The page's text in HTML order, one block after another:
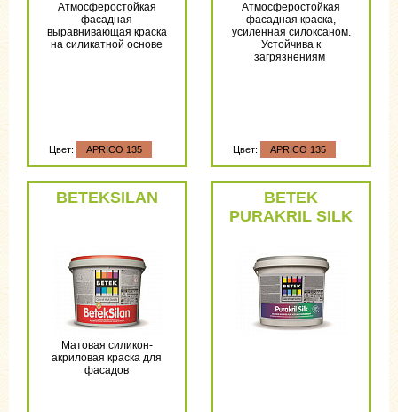
Атмосферостойкая
фасадная
выравнивающая краска
на силикатной основе
Цвет: APRICO 135
Атмосферостойкая
фасадная краска,
усиленная силоксаном.
Устойчива к
загрязнениям
Цвет: APRICO 135
BETEKSILAN
Матовая силикон-
акриловая краска для
фасадов
BETEK
PURAKRIL SILK